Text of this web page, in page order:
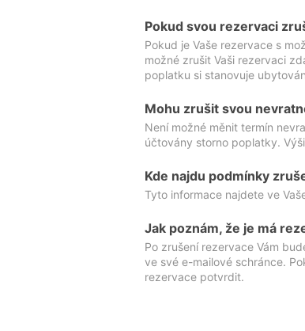
Pokud svou rezervaci
Pokud je Vaše rezervace s
možné zrušit Vaši rezervaci
poplatku si stanovuje
Mohu zrušit svou
Není možné měnit termín
účtovány storno poplatky.
Kde najdu podmínky
Tyto informace najdete ve
Jak poznám, že je má
Po zrušení rezervace Vám
ve své e-mailové schránce.
rezervace potvrdit.